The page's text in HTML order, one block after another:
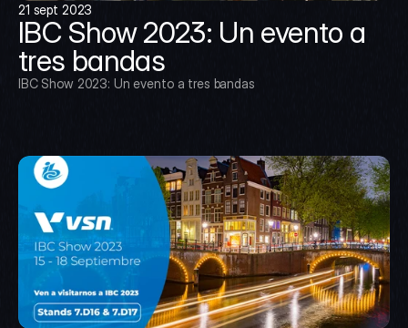
21 sept 2023
IBC Show 2023: Un evento a
tres bandas
IBC Show 2023: Un evento a tres bandas